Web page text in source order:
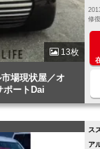
13枚
場現状屋／オ
ポートDai
修
ス
ア